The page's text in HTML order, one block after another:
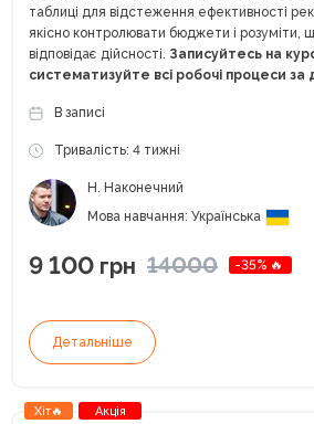
таблиці для відстеження ефективності
якісно контролювати бюджети і
відповідає дійсності. Записуйтесь на
систематизуйте всі робочі процеси
В записі
Тривалість: 4 тижні
Н. Наконечний
Мова навчання: Українська
9 100 грн 14000 -35% 🔥
Детальніше
Хіт🔥 Акція